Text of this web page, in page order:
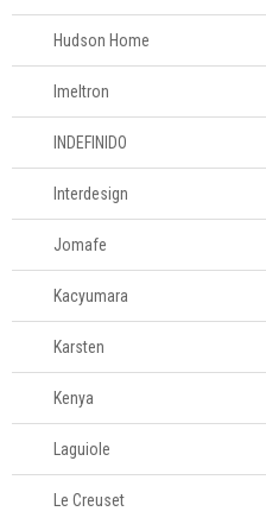
Hudson Home
Imeltron
INDEFINIDO
Interdesign
Jomafe
Kacyumara
Karsten
Kenya
Laguiole
Le Creuset